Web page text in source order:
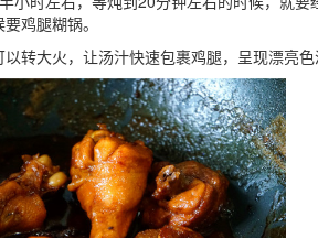
鸡腿糊锅。
转大火，让汤汁快速包裹鸡腿，呈现漂亮色